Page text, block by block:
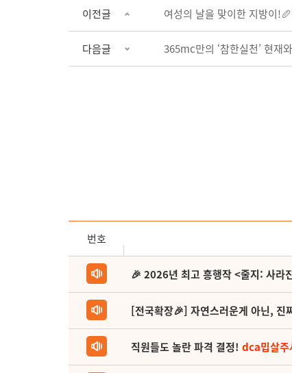
이전글 여성의 날을 맞이한 지방이
다음글 365mc만의 ‘참한실천’ 현재
번호
🎉 2026년 최고 흥행작 <줄지: 사라
[전국확장🎉] 자연스러운게 아닌, 진
직원들도 놀란 파격 결정! dca밉살주